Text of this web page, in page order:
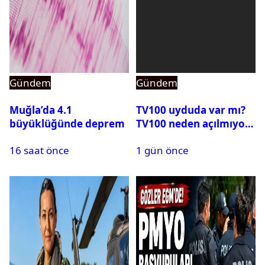
Gündem
Muğla’da 4.1
büyüklüğünde deprem
16 saat önce
Gündem
TV100 uyduda var mı?
TV100 neden açılmıyor?
1 gün önce